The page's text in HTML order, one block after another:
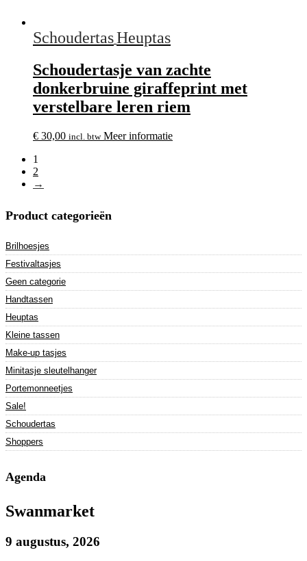
SchoudertasHeuptas
Schoudertasje van zachte
donkerbruine giraffeprint met
verstelbare leren riem
€ 30,00 incl. btw Meer informatie
1
2
→
Product categorieën
Brilhoesjes
Festivaltasjes
Geen categorie
Handtassen
Heuptas
Kleine tassen
Make-up tasjes
Minitasje sleutelhanger
Portemonneetjes
Sale!
Schoudertas
Shoppers
Agenda
Swanmarket
9 augustus, 2026